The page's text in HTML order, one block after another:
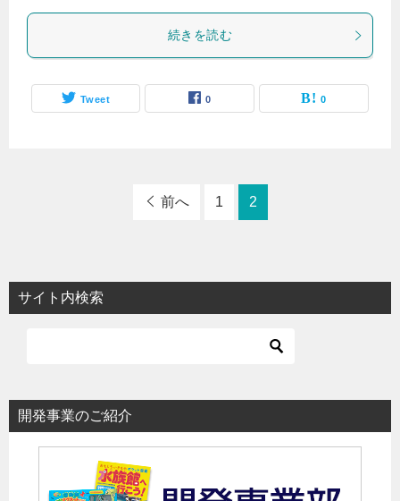
続きを読む
Tweet 0 0
前へ 1 2
サイト内検索
開発事業のご紹介